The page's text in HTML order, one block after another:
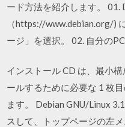
ード方法を紹介します。 01.
（https://www.debian.org/)
ージ」を選択。 02. 自分の
インストール CD は、最小
ールするために必要な 1 枚
ます。 Debian GNU/Linux
スして、トップページの左